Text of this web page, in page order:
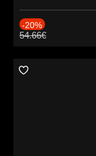
-20%
54.66€